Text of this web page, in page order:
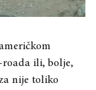
roada ili, bolje,
nije toliko